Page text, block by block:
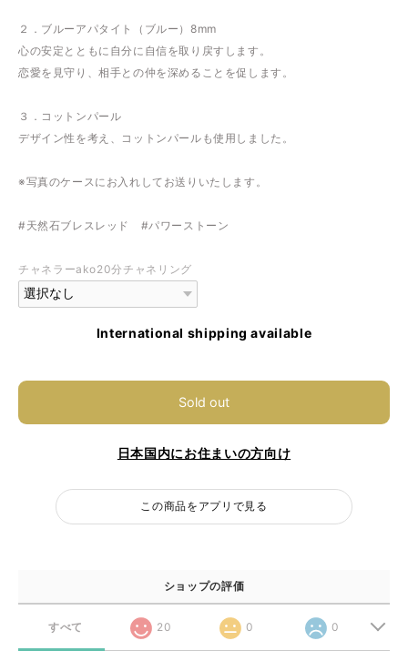
２．ブルーアパタイト（ブルー）8mm
心の安定とともに自分に自信を取り戻すします。
恋愛を見守り、相手との仲を深めることを促します。
３．コットンパール
デザイン性を考え、コットンパールも使用しました。
※写真のケースにお入れしてお送りいたします。
#天然石ブレスレッド #パワーストーン
チャネラーako20分チャネリング
International shipping available
Sold out
日本国内にお住まいの方向け
この商品をアプリで見る
ショップの評価
すべて 20 0 0